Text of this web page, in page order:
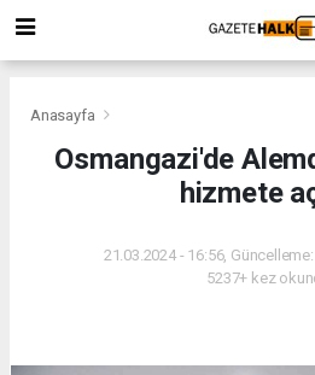
Anasayfa
Osmangazi'de
hizmete
21.03.2024 - 16:56,
5237+ kez